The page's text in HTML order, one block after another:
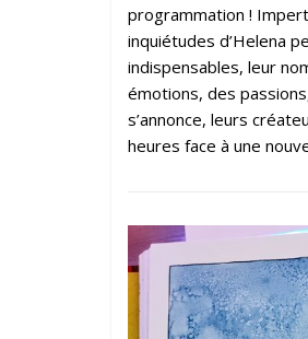
programmation !
inquiétudes d’Helena
indispensables, leur
émotions, des
s’annonce, leurs
heures face à une